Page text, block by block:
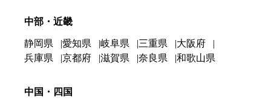
中部・近畿
静岡県 愛知県 岐阜県 三重県
大阪府
兵庫県
京都府 滋賀県 奈良県 和歌山県
中国・四国